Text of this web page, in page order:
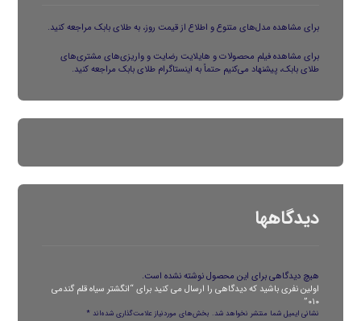
برای مشاهده مدل‌های متنوع و اطلاع از قیمت روز، بهطلای بابک مراجعه کنید.
برای مشاهده فیلم محصولات و هایلایت رضایت و واریزی‌های مشتری‌های
طلای بابک، پیشنهاد می‌کنیم حتماً به اینستاگرام طلای بابک مراجعه کنید.
دیدگاهها
هیچ دیدگاهی برای این محصول نوشته نشده است.
اولین نفری باشید که دیدگاهی را ارسال می کنید برای “انگشتر سیاه قلم گندمی
۰۱۰”
نشانی ایمیل شما منتشر نخواهد شد. بخش‌های موردنیاز علامت‌گذاری شده‌اند*